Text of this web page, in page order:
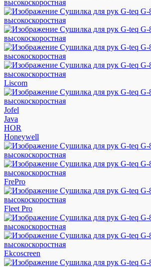
Liscom
Jofel
Java
HOR
Honeywell
FrePro
Fleet Pro
Ekcoscreen